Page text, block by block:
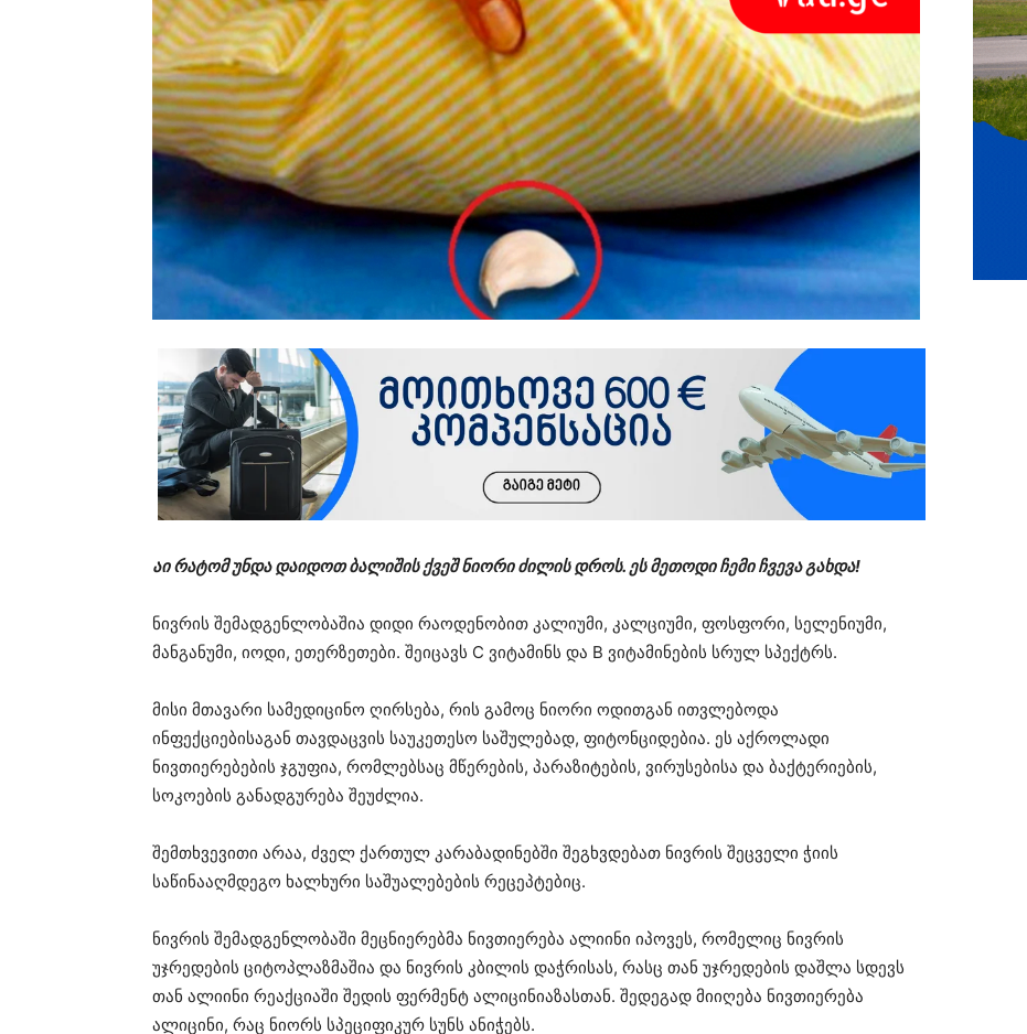
აი რატომ უნდა დაიდოთ ბალიშის ქვეშ ნიორი ძილის დროს. ეს მეთოდი ჩემი ჩვევა გახდა!
ნივრის შემადგენლობაშია დიდი რაოდენობით კალიუმი, კალციუმი, ფოსფორი, სელენიუმი,
მანგანუმი, იოდი, ეთერზეთები. შეიცავს C ვიტამინს და B ვიტამინების სრულ სპექტრს.
მისი მთავარი სამედიცინო ღირსება, რის გამოც ნიორი ოდითგან ითვლებოდა
ინფექციებისაგან თავდაცვის საუკეთესო საშულებად, ფიტონციდებია. ეს აქროლადი
ნივთიერებების ჯგუფია, რომლებსაც მწერების, პარაზიტების, ვირუსებისა და ბაქტერიების,
სოკოების განადგურება შეუძლია.
შემთხვევითი არაა, ძველ ქართულ კარაბადინებში შეგხვდებათ ნივრის შეცველი ჭიის
საწინააღმდეგო ხალხური საშუალებების რეცეპტებიც.
ნივრის შემადგენლობაში მეცნიერებმა ნივთიერება ალიინი იპოვეს, რომელიც ნივრის
უჯრედების ციტოპლაზმაშია და ნივრის კბილის დაჭრისას, რასც თან უჯრედების დაშლა სდევს
თან ალიინი რეაქციაში შედის ფერმენტ ალიცინიაზასთან. შედეგად მიიღება ნივთიერება
ალიცინი, რაც ნიორს სპეციფიკურ სუნს ანიჭებს.